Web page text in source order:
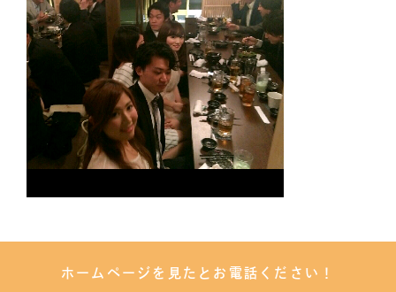
ホームページを見たとお電話ください！